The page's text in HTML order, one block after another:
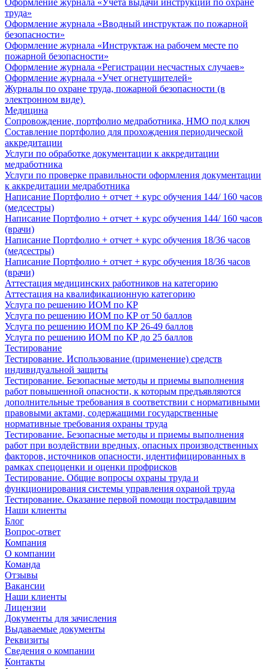
Оформление журнала «Учета выдачи инструкций по охране
труда»
Оформление журнала «Вводный инструктаж по пожарной
безопасности»
Оформление журнала «Инструктаж на рабочем месте по
пожарной безопасности»
Оформление журнала «Регистрации несчастных случаев»
Оформление журнала «Учет огнетушителей»
Журналы по охране труда, пожарной безопасности (в
электронном виде)
Медицина
Сопровождение, портфолио медработника, НМО под ключ
Составление портфолио для прохождения периодической
аккредитации
Услуги по обработке документации к аккредитации
медработника
Услуги по проверке правильности оформления документации
к аккредитации медработника
Написание Портфолио + отчет + курс обучения 144/ 160 часов
(медсестры)
Написание Портфолио + отчет + курс обучения 144/ 160 часов
(врачи)
Написание Портфолио + отчет + курс обучения 18/36 часов
(медсестры)
Написание Портфолио + отчет + курс обучения 18/36 часов
(врачи)
Аттестация медицинских работников на категорию
Аттестация на квалификационную категорию
Услуга по решению ИОМ по КР
Услуга по решению ИОМ по КР от 50 баллов
Услуга по решению ИОМ по КР 26-49 баллов
Услуга по решению ИОМ по КР до 25 баллов
Тестирование
Тестирование. Использование (применение) средств
индивидуальной защиты
Тестирование. Безопасные методы и приемы выполнения
работ повышенной опасности, к которым предъявляются
дополнительные требования в соответствии с нормативными
правовыми актами, содержащими государственные
нормативные требования охраны труда
Тестирование. Безопасные методы и приемы выполнения
работ при воздействии вредных, опасных производственных
факторов, источников опасности, идентифицированных в
рамках спецоценки и оценки профрисков
Тестирование. Общие вопросы охраны труда и
функционирования системы управления охраной труда
Тестирование. Оказание первой помощи пострадавшим
Наши клиенты
Блог
Вопрос-ответ
Компания
О компании
Команда
Отзывы
Вакансии
Наши клиенты
Лицензии
Документы для зачисления
Выдаваемые документы
Реквизиты
Сведения о компании
Контакты